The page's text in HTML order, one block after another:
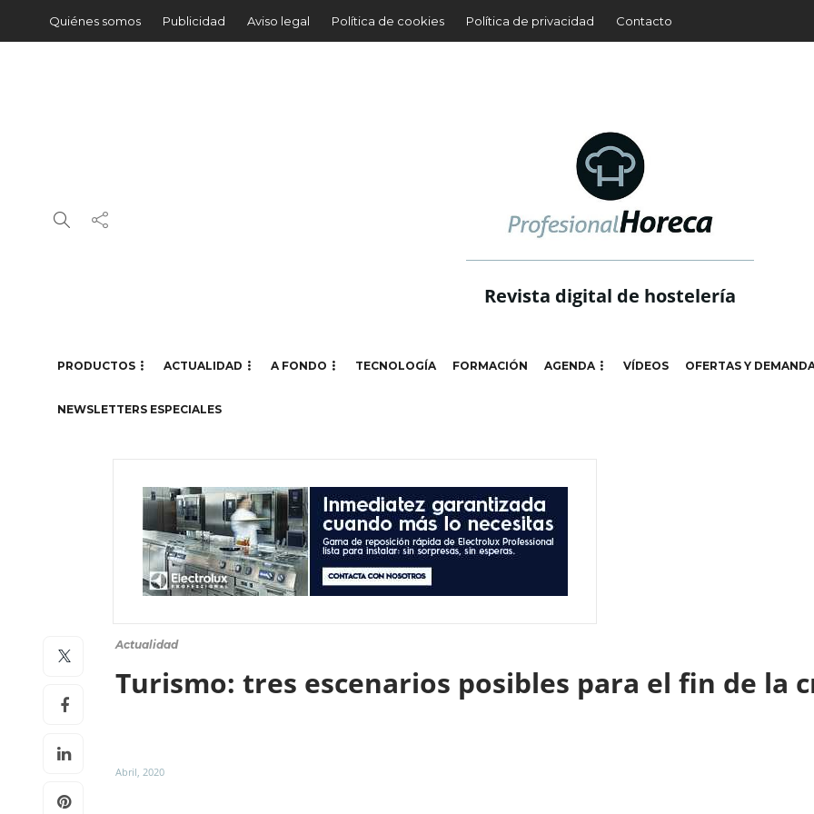
Quiénes somos Publicidad Aviso legal Política de cookies Política de privacidad Contacto
Revista digital de hostelería
PRODUCTOS ACTUALIDAD A FONDO TECNOLOGÍA FORMACIÓN AGENDA VÍDEOS OFERTAS Y
NEWSLETTERS ESPECIALES
Actualidad
Turismo: tres escenarios posibles para el fin de la
Abril, 2020